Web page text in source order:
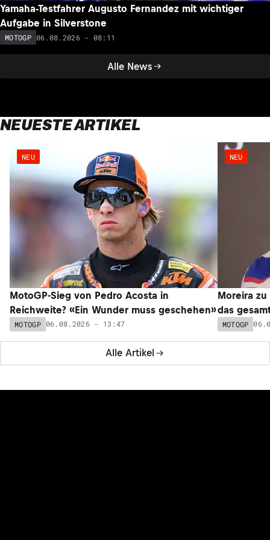
Alle News
Yamaha-Testfahrer Augusto Fernandez mit wichtiger
Aufgabe in Silverstone
MOTOGP 06.08.2026 - 08:11
NEUESTE ARTIKEL
Alle Artikel
NEU
MotoGP-Sieg von Pedro Acosta in
Reichweite? «Ein Wunder muss geschehen»
MOTOGP 06.08.2026 - 13:47
NEU
Moreira
das
MOTOGP